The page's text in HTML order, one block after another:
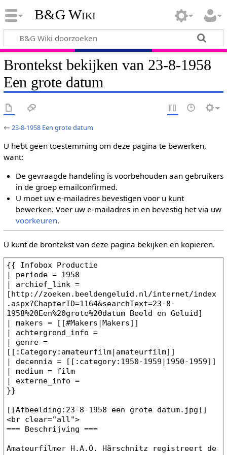
B&G Wiki
Brontekst bekijken van 23-8-1958
Een grote datum
←23-8-1958 Een grote datum
U hebt geen toestemming om deze pagina te bewerken,
want:
De gevraagde handeling is voorbehouden aan gebruikers
in de groep emailconfirmed.
U moet uw e-mailadres bevestigen voor u kunt
bewerken. Voer uw e-mailadres in en bevestig het via uw
voorkeuren.
U kunt de brontekst van deze pagina bekijken en kopiëren.